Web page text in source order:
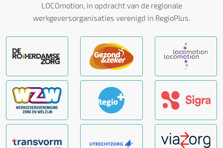
LOCOmotion, in opdracht van de regionale
werkgeversorganisaties verenigd in RegioPlus.